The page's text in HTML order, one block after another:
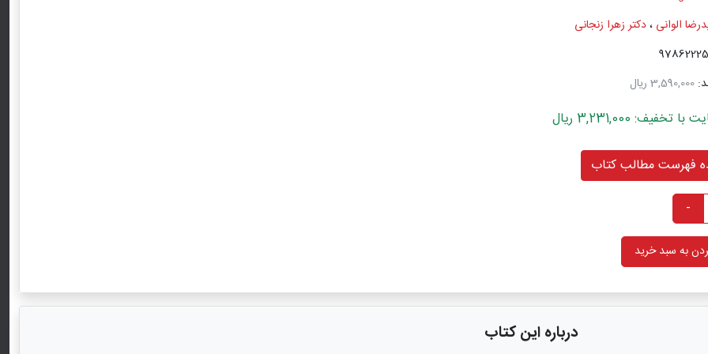
الوانی ،دکتر زهرا زنجانی
3,590,000 ریال
3,231,000 ریال
فهرست مطالب کتاب
-
به سبد خرید
درباره این کتاب